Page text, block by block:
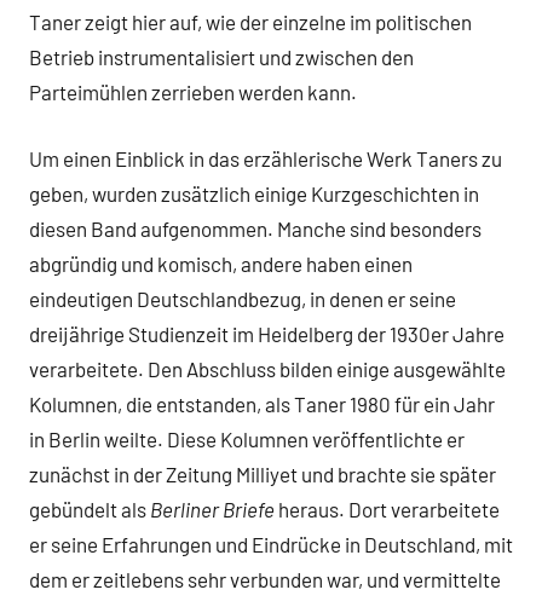
Taner zeigt hier auf, wie der einzelne im politischen
Betrieb instrumentalisiert und zwischen den
Parteimühlen zerrieben werden kann.
Um einen Einblick in das erzählerische Werk Taners zu
geben, wurden zusätzlich einige Kurzgeschichten in
diesen Band aufgenommen. Manche sind besonders
abgründig und komisch, andere haben einen
eindeutigen Deutschlandbezug, in denen er seine
dreijährige Studienzeit im Heidelberg der 1930er Jahre
verarbeitete. Den Abschluss bilden einige ausgewählte
Kolumnen, die entstanden, als Taner 1980 für ein Jahr
in Berlin weilte. Diese Kolumnen veröffentlichte er
zunächst in der Zeitung Milliyet und brachte sie später
gebündelt als Berliner Briefe heraus. Dort verarbeitete
er seine Erfahrungen und Eindrücke in Deutschland, mit
dem er zeitlebens sehr verbunden war, und vermittelte